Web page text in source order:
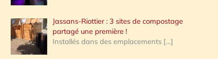
Jassans-Riottier : 3 sites de compostage
partagé une première !
Installés dans des emplacements […]